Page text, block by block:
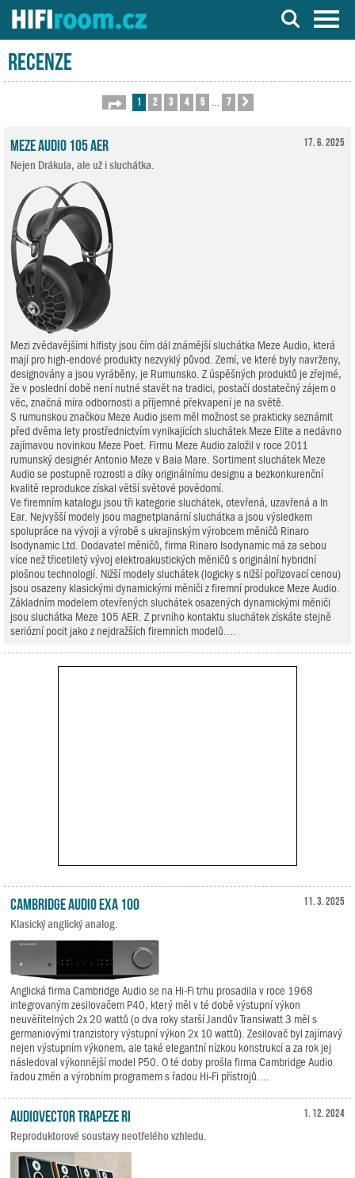
Server o Hi-Fi a AV technice
Recenze
Stránka 1z
1 2 3 4 5 7
17. 6. 2025
Meze Audio 105 AER
Nejen Drákula, ale už i sluchátka.
Mezi zvědavějšími hifisty jsou čím dál známější sluchátka Meze Audio, která
mají pro high-endové produkty nezvyklý původ. Zemí, ve které byly navrženy,
designovány a jsou vyráběny, je Rumunsko. Z úspěšných produktů je zřejmé,
že v poslední době není nutné stavět na tradici, postačí dostatečný zájem o
věc, značná míra odbornosti a příjemné překvapení je na světě.
S rumunskou značkou Meze Audio jsem měl možnost se prakticky seznámit
před dvěma lety prostřednictvím vynikajících sluchátek Meze Elite a nedávno
zajímavou novinkou Meze Poet. Firmu Meze Audio založil v roce 2011
rumunský designér Antonio Meze v Baia Mare. Sortiment sluchátek Meze
Audio se postupně rozrostl a díky originálnímu designu a bezkonkurenční
kvalitě reprodukce získal větší světové povědomí.
Ve firemním katalogu jsou tři kategorie sluchátek, otevřená, uzavřená a In
Ear. Nejvyšší modely jsou magnetplanární sluchátka a jsou výsledkem
spolupráce na vývoji a výrobě s ukrajinským výrobcem měničů Rinaro
Isodynamic Ltd. Dodavatel měničů, firma Rinaro Isodynamic má za sebou
více než třicetiletý vývoj elektroakustických měničů s originální hybridní
plošnou technologií. Nižší modely sluchátek (logicky s nižší pořizovací cenou)
jsou osazeny klasickými dynamickými měniči z firemní produkce Meze Audio.
Základním modelem otevřených sluchátek osazených dynamickými měniči
jsou sluchátka Meze 105 AER. Z prvního kontaktu sluchátek získáte stejně
seriózní pocit jako z nejdražších firemních modelů....
11. 3. 2025
Cambridge Audio EXA 100
Klasický anglický analog.
Anglická firma Cambridge Audio se na Hi-Fi trhu prosadila v roce 1968
integrovaným zesilovačem P40, který měl v té době výstupní výkon
neuvěřitelných 2x 20 wattů (o dva roky starší Jandův Transiwatt 3 měl s
germaniovými tranzistory výstupní výkon 2x 10 wattů). Zesilovač byl zajímavý
nejen výstupním výkonem, ale také elegantní nízkou konstrukcí a za rok jej
následoval výkonnější model P50. O té doby prošla firma Cambridge Audio
řadou změn a výrobním programem s řadou Hi-Fi přístrojů....
1. 12. 2024
Audiovector Trapeze Ri
Reproduktorové soustavy neotřelého vzhledu.